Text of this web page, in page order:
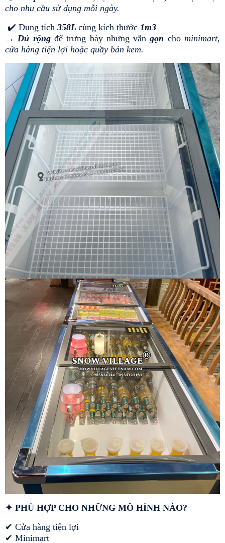
cho nhu cầu sử dụng mỗi ngày.
✔️ Dung tích 358L cùng kích thước 1m3
→ Đủ rộng để trưng bày nhưng vẫn gọn cho minimart,
cửa hàng tiện lợi hoặc quầy bán kem.
✦ PHÙ HỢP CHO NHỮNG MÔ HÌNH NÀO?
✔ Cửa hàng tiện lợi
✔ Minimart